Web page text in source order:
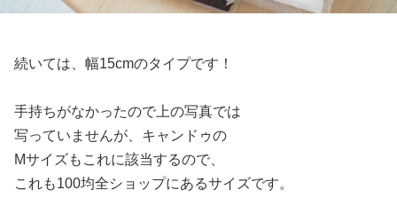
続いては、幅15cmのタイプです！
手持ちがなかったので上の写真では
写っていませんが、キャンドゥの
Mサイズもこれに該当するので、
これも100均全ショップにあるサイズです。